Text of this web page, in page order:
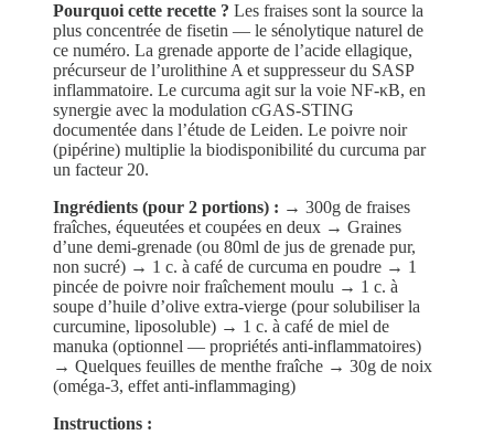
Pourquoi cette recette ? Les fraises sont la source la
plus concentrée de fisetin — le sénolytique naturel de
ce numéro. La grenade apporte de l’acide ellagique,
précurseur de l’urolithine A et suppresseur du SASP
inflammatoire. Le curcuma agit sur la voie NF-κB, en
synergie avec la modulation cGAS-STING
documentée dans l’étude de Leiden. Le poivre noir
(pipérine) multiplie la biodisponibilité du curcuma par
un facteur 20.
Ingrédients (pour 2 portions) : → 300g de fraises
fraîches, équeutées et coupées en deux → Graines
d’une demi-grenade (ou 80ml de jus de grenade pur,
non sucré) → 1 c. à café de curcuma en poudre → 1
pincée de poivre noir fraîchement moulu → 1 c. à
soupe d’huile d’olive extra-vierge (pour solubiliser la
curcumine, liposoluble) → 1 c. à café de miel de
manuka (optionnel — propriétés anti-inflammatoires)
→ Quelques feuilles de menthe fraîche → 30g de noix
(oméga-3, effet anti-inflammaging)
Instructions :